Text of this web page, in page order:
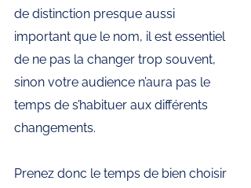
de distinction presque aussi
important que le nom, il est essentiel
de ne pas la changer trop souvent,
sinon votre audience n’aura pas le
temps de s’habituer aux différents
changements.
Prenez donc le temps de bien choisir